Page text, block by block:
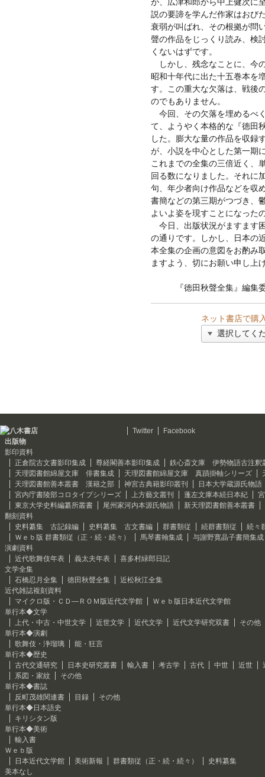
が、広津和郎から中上健次に
説の要諦を学んだ作家はおび
衰弱が叫ばれ、その根拠が問
聲の作品をじっくり読み、検
くないはずです。
しかし、残念なことに、今
昭和十年代に出た十五巻本を
す。この重大な欠落は、戦後
のでもありません。
今回、その欠落を埋めるべ
て、ようやく本格的な『徳田
した。膨大な量の作品を収録
が、小説を中心とした第一期
これまでの全集の三倍近く、
回る数になりました。それに
句、年少者向け作品などを収
書簡などの第三期がつづき、
よいよ姿を現すことになった
今日、出版状況がますます
の通りです。しかし、日本の
本全集の企画の意図をお酌み
ますよう、切にお願い申し上
『徳田秋聲全集』編集
ネット書店で購
Twitter
Facebook
出版物
影印資料
正倉院古文書影印集成
尊経閣善本影印集成
鉄心斎文庫 伊勢物語古注釈
天理図書館綿屋文庫 俳書集成
天理図書館綿屋文庫 真蹟掛軸シリーズ
天理図書館善本叢書 漢籍之部
神宮古典籍影印叢刊
日本大学蔵源氏物語
宮内庁書陵部コロタイプシリーズ
上方藝文叢刊 蓬左文庫本続日本紀
東京大学史料編纂所叢書
尾州家河内本源氏物語
新天理図書館善本叢書
翻刻資料
史料纂集 古記録編
史料纂集 古文書編 群書類従 続群書類従
続々
Ｗｅｂ版 群書類従（正・続・続々）
馬琴書翰集成
与謝野寛晶子書簡集成
演劇資料
近代歌舞伎年表
義太夫年表
喜多村緑郎日記
文学全集
石橋忍月全集
徳田秋聲全集
近松秋江全集
近代雑誌複刻資料
マイクロ版・ＣＤ―ＲＯＭ版近代文学館
Ｗｅｂ版日本近代文学館
単行本◆文学
上代・中古・中世文学
近世文学 近代文学 近代文学研究双書
その他
単行本◆演劇
歌舞伎・浄瑠璃
能・狂言
単行本◆歴史
古代交通研究
日本史研究叢書 輸入書 考古学 古代 中世 近世
系図・家紋
その他
単行本◆書誌
反町茂雄関連書
目録
その他
単行本◆日本語史
キリシタン版
単行本◆美術
輸入書
Ｗｅｂ版
日本近代文学館
美術新報 群書類従（正・続・続々）
史料纂集
美本なし